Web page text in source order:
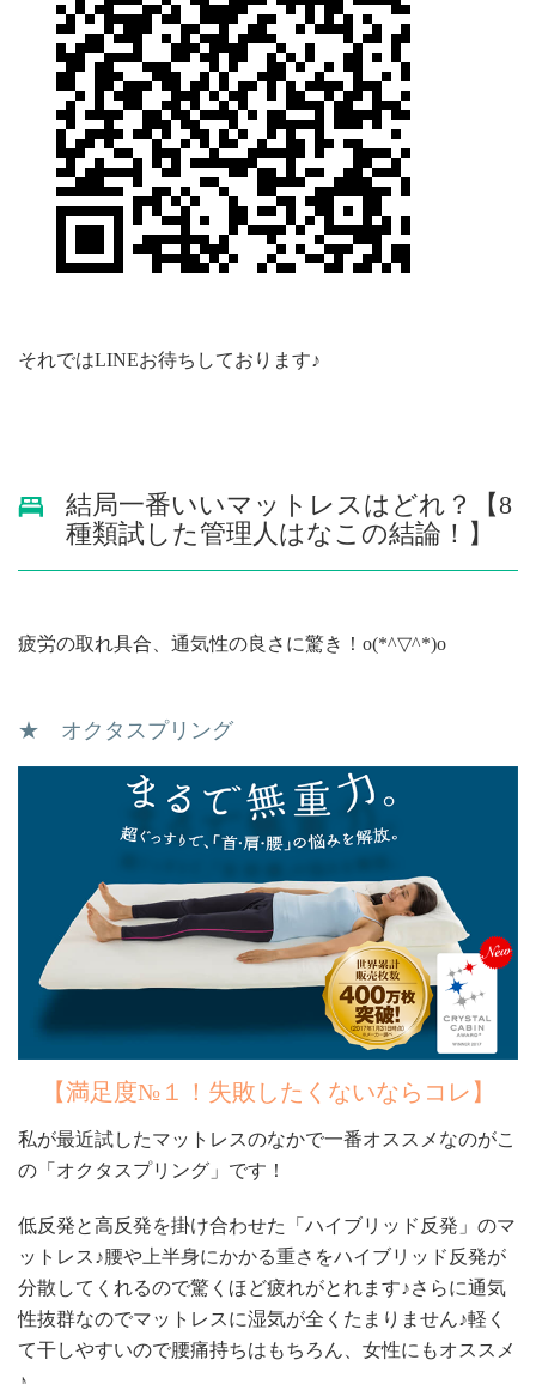
それではLINEお待ちしております♪
結局一番いいマットレスはどれ？【8
種類試した管理人はなこの結論！】
疲労の取れ具合、通気性の良さに驚き！o(*^▽^*)o
★ オクタスプリング
【満足度№１！失敗したくないならコレ】
私が最近試したマットレスのなかで一番オススメなのがこ
の「オクタスプリング」です！
低反発と高反発を掛け合わせた「ハイブリッド反発」のマ
ットレス♪腰や上半身にかかる重さをハイブリッド反発が
分散してくれるので驚くほど疲れがとれます♪さらに通気
性抜群なのでマットレスに湿気が全くたまりません♪軽く
て干しやすいので腰痛持ちはもちろん、女性にもオススメ